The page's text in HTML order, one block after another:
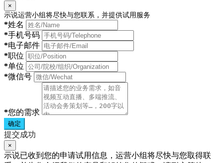
×
示说运营小组将尽快与您联系，并提供试用服务
*姓名
*手机号码
*电子邮件
*职位
*单位
*微信号
*您的需求
确定
提交成功
×
示说已收到您的申请试用信息，运营小组将尽快与您取得联